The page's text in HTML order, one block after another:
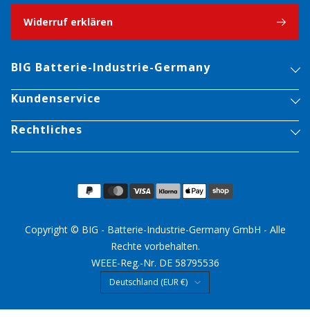
Widerruf erklären
BIG Batterie-Industrie-Germany
Kundenservice
Rechtliches
Land/Region
Deutschland (EUR €)
Copyright © BIG - Batterie-Industrie-Germany GmbH - Alle
Rechte vorbehalten.
WEEE-Reg.-Nr. DE 58795536